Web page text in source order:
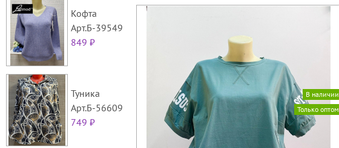
Кофта
Арт.Б-39549
849 ₽
Туника
Арт.Б-56609
749 ₽
Только оптом
В наличии